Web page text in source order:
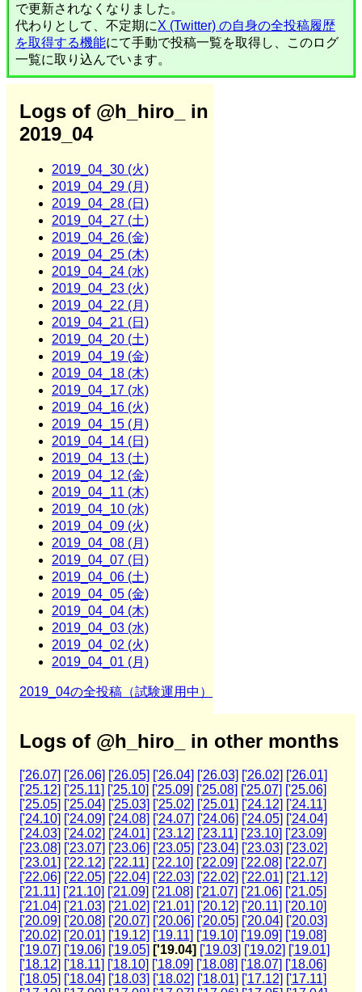
で更新されなくなりました。
代わりとして、不定期にX (Twitter) の自身の全投稿履歴
を取得する機能にて手動で投稿一覧を取得し、このログ
一覧に取り込んでいます。
Logs of @h_hiro_ in
2019_04
2019_04_30 (火)
2019_04_29 (月)
2019_04_28 (日)
2019_04_27 (土)
2019_04_26 (金)
2019_04_25 (木)
2019_04_24 (水)
2019_04_23 (火)
2019_04_22 (月)
2019_04_21 (日)
2019_04_20 (土)
2019_04_19 (金)
2019_04_18 (木)
2019_04_17 (水)
2019_04_16 (火)
2019_04_15 (月)
2019_04_14 (日)
2019_04_13 (土)
2019_04_12 (金)
2019_04_11 (木)
2019_04_10 (水)
2019_04_09 (火)
2019_04_08 (月)
2019_04_07 (日)
2019_04_06 (土)
2019_04_05 (金)
2019_04_04 (木)
2019_04_03 (水)
2019_04_02 (火)
2019_04_01 (月)
2019_04の全投稿（試験運用中）
Logs of @h_hiro_ in other months
['26.07] ['26.06] ['26.05] ['26.04] ['26.03] ['26.02] ['26.01]
['25.12] ['25.11] ['25.10] ['25.09] ['25.08] ['25.07] ['25.06]
['25.05] ['25.04] ['25.03] ['25.02] ['25.01] ['24.12] ['24.11]
['24.10] ['24.09] ['24.08] ['24.07] ['24.06] ['24.05] ['24.04]
['24.03] ['24.02] ['24.01] ['23.12] ['23.11] ['23.10] ['23.09]
['23.08] ['23.07] ['23.06] ['23.05] ['23.04] ['23.03] ['23.02]
['23.01] ['22.12] ['22.11] ['22.10] ['22.09] ['22.08] ['22.07]
['22.06] ['22.05] ['22.04] ['22.03] ['22.02] ['22.01] ['21.12]
['21.11] ['21.10] ['21.09] ['21.08] ['21.07] ['21.06] ['21.05]
['21.04] ['21.03] ['21.02] ['21.01] ['20.12] ['20.11] ['20.10]
['20.09] ['20.08] ['20.07] ['20.06] ['20.05] ['20.04] ['20.03]
['20.02] ['20.01] ['19.12] ['19.11] ['19.10] ['19.09] ['19.08]
['19.07] ['19.06] ['19.05] ['19.04] ['19.03] ['19.02] ['19.01]
['18.12] ['18.11] ['18.10] ['18.09] ['18.08] ['18.07] ['18.06]
['18.05] ['18.04] ['18.03] ['18.02] ['18.01] ['17.12] ['17.11]